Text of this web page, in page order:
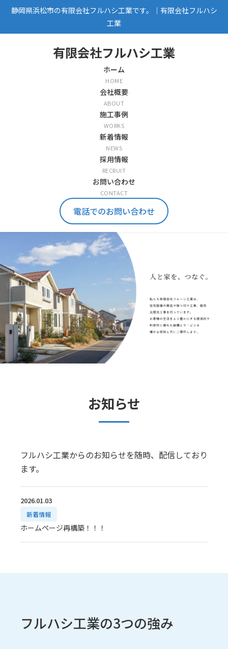
静岡県浜松市の有限会社フルハシ工業です。｜有限会社フルハシ
工業
有限会社フルハシ工業
ホーム
HOME
会社概要
ABOUT
施工事例
WORKS
新着情報
NEWS
採用情報
RECRUIT
お問い合わせ
CONTACT
電話でのお問い合わせ
お知らせ
フルハシ工業からのお知らせを随時、配信しており
ます。
2026.01.03
新着情報
ホームページ再構築！！！
フルハシ工業の3つの強み